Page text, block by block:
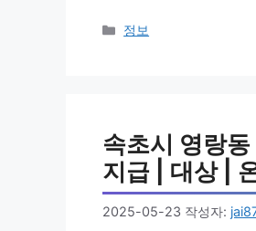
카
정보
속초시 영랑
지급 | 대상 |
2025-05-23 작성자: